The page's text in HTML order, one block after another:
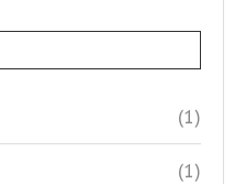
(1)
(1)